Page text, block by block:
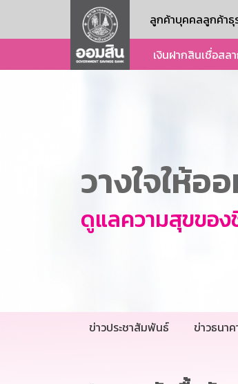
ลูกค้าบุคคลลูกค้าธุ
เงินฝากสินเชื่อสล
วางใจให้อ
ดูแลความสุขขอ
ข่าวประชาสัมพันธ์ ข่าวธนาค